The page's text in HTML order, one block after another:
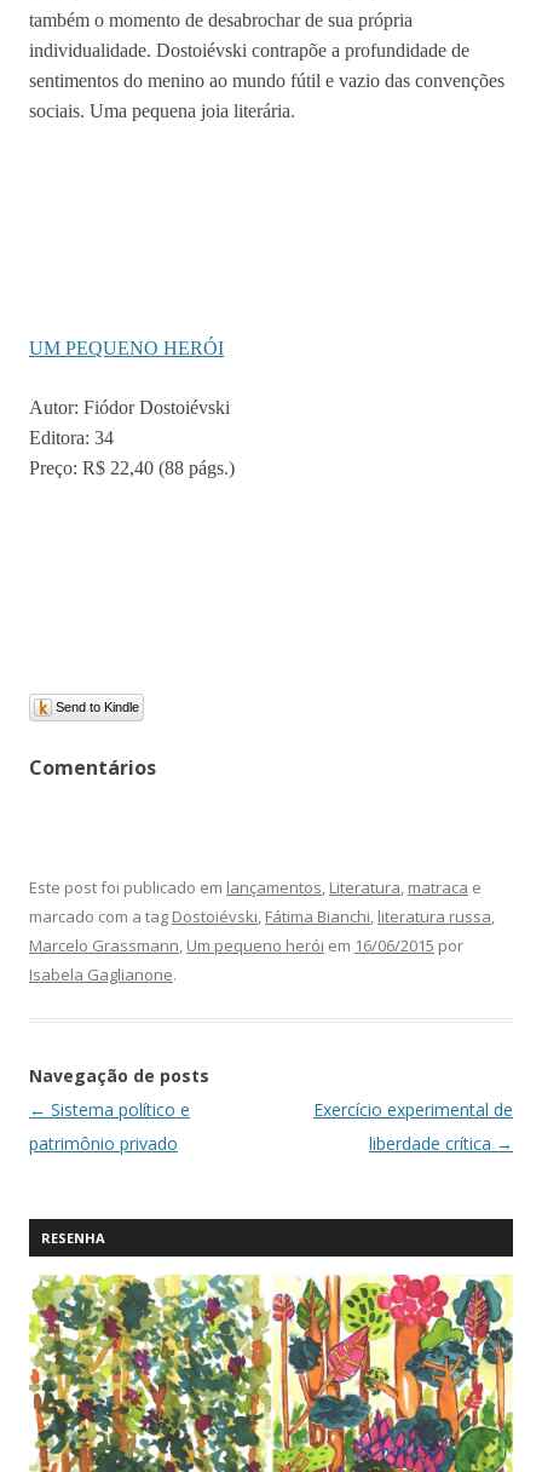
também o momento de desabrochar de sua própria
individualidade. Dostoiévski contrapõe a profundidade de
sentimentos do menino ao mundo fútil e vazio das convenções
sociais. Uma pequena joia literária.
UM PEQUENO HERÓI
Autor: Fiódor Dostoiévski
Editora: 34
Preço: R$ 22,40 (88 págs.)
Send to Kindle
Comentários
Este post foi publicado em lançamentos Literatura matraca e
marcado com a tag Dostoiévski Fátima Bianchi literatura russa
Marcelo Grassmann Um pequeno herói em 16/06/2015 por
Isabela Gaglianone.
Navegação de posts
← Sistema político e
patrimônio privado
Exercício experimental de
liberdade crítica →
RESENHA